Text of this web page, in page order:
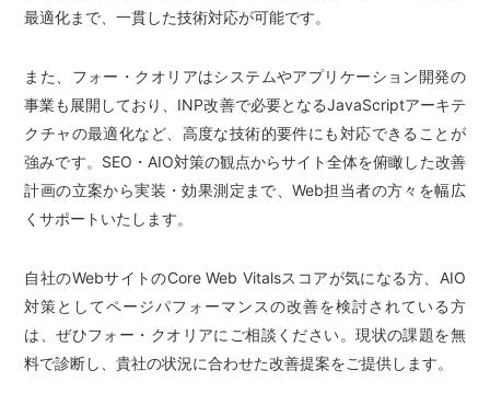
最適化まで、一貫した技術対応が可能です。
また、フォー・クオリアはシステムやアプリケーション開発の
事業も展開しており、INP改善で必要となるJavaScriptアーキテ
クチャの最適化など、高度な技術的要件にも対応できることが
強みです。SEO・AIO対策の観点からサイト全体を俯瞰した改善
計画の立案から実装・効果測定まで、Web担当者の方々を幅広
くサポートいたします。
自社のWebサイトのCore Web Vitalsスコアが気になる方、AIO
対策としてページパフォーマンスの改善を検討されている方
は、ぜひフォー・クオリアにご相談ください。現状の課題を無
料で診断し、貴社の状況に合わせた改善提案をご提供します。